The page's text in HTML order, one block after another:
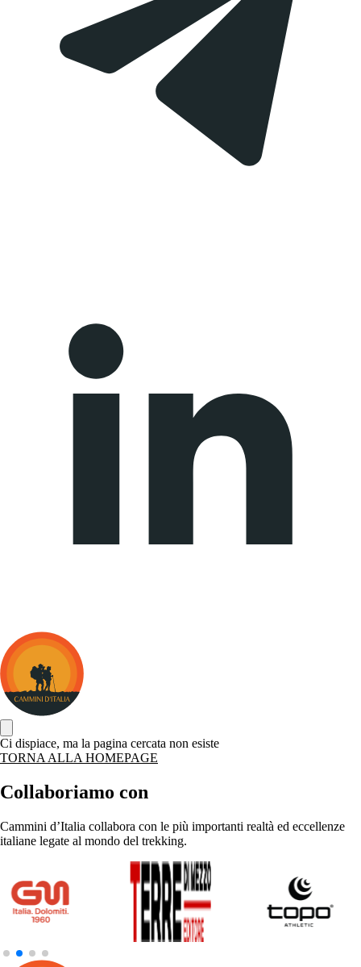
Cammini
d&#039;Italia
Ci dispiace, ma la pagina cercata non esiste
TORNA ALLA HOMEPAGE
Collaboriamo con
Cammini d’Italia collabora con le più importanti realtà ed eccellenze
italiane legate al mondo del trekking.